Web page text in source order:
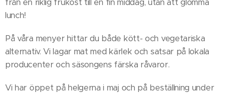
lunch!
På våra menyer hittar du både kött- och vegetariska
alternativ. Vi lagar mat med kärlek och satsar på lokala
producenter och säsongens färska råvaror.
Vi har öppet på helgerna i maj och på beställning under